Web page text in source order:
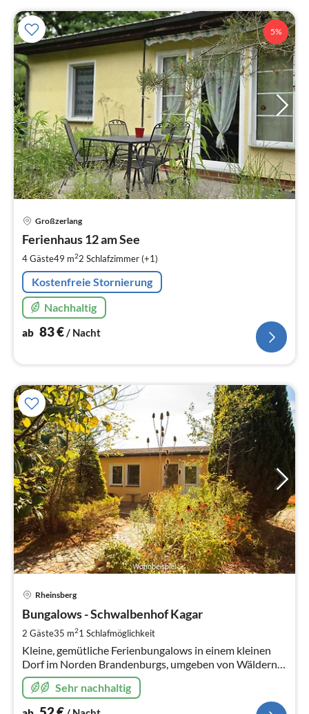
5%
Großzerlang
Ferienhaus 12 am See
4 Gäste49 m22 Schlafzimmer (+1)
Kostenfreie Stornierung
Nachhaltig
ab 83€/ Nacht
Rheinsberg
Bungalows - Schwalbenhof Kagar
2 Gäste35 m21 Schlafmöglichkeit
Kleine, gemütliche Ferienbungalows in einem kleinen
Dorf im Norden Brandenburgs, umgeben von Wäldern
und vielen Seen, am südlichen Zipfel der
Mecklenburgischen Seenplatte.
Sehr nachhaltig